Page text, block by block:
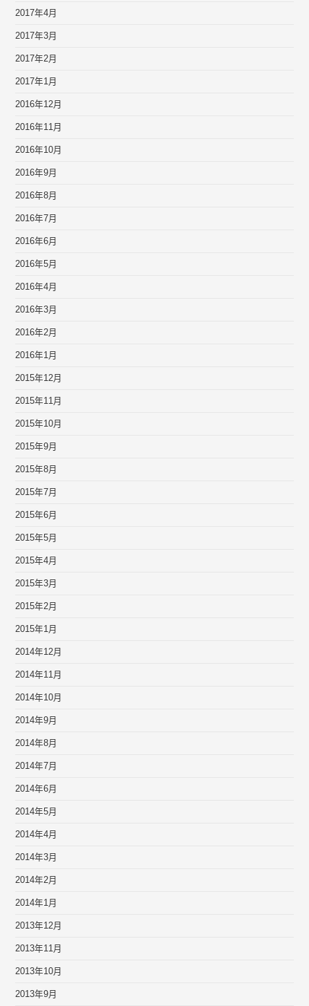
2017年4月
2017年3月
2017年2月
2017年1月
2016年12月
2016年11月
2016年10月
2016年9月
2016年8月
2016年7月
2016年6月
2016年5月
2016年4月
2016年3月
2016年2月
2016年1月
2015年12月
2015年11月
2015年10月
2015年9月
2015年8月
2015年7月
2015年6月
2015年5月
2015年4月
2015年3月
2015年2月
2015年1月
2014年12月
2014年11月
2014年10月
2014年9月
2014年8月
2014年7月
2014年6月
2014年5月
2014年4月
2014年3月
2014年2月
2014年1月
2013年12月
2013年11月
2013年10月
2013年9月